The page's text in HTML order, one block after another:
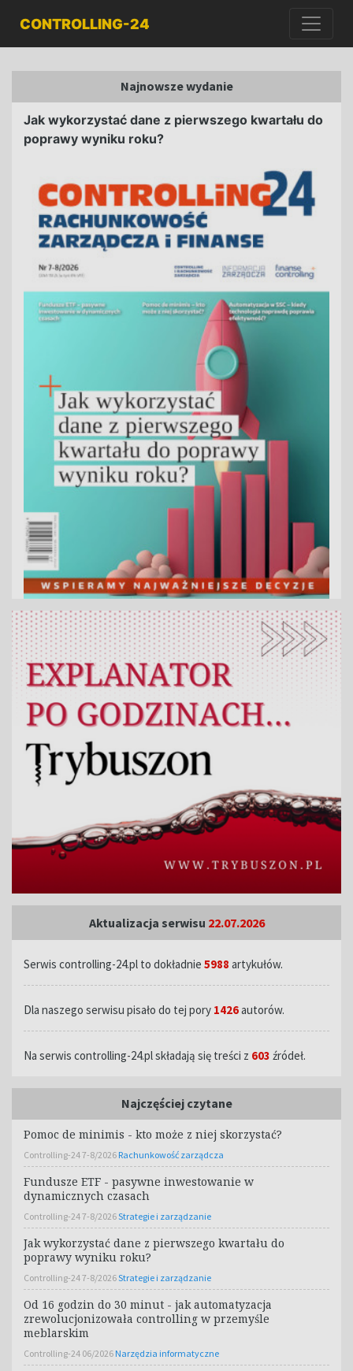
CONTROLLING-24
Najnowsze wydanie
Jak wykorzystać dane z pierwszego kwartału do
poprawy wyniku roku?
Aktualizacja serwisu 22.07.2026
Serwis controlling-24.pl to dokładnie 5988 artykułów.
Dla naszego serwisu pisało do tej pory 1426autorów.
Na serwis controlling-24.pl składają się treści z 603 źródeł.
Najczęściej czytane
Pomoc de minimis - kto może z niej skorzystać?
Controlling-24 7-8/2026 Rachunkowość zarządcza
Fundusze ETF - pasywne inwestowanie w
dynamicznych czasach
Controlling-24 7-8/2026Strategie i zarządzanie
Jak wykorzystać dane z pierwszego kwartału do
poprawy wyniku roku?
Controlling-24 7-8/2026Strategie i zarządzanie
Od 16 godzin do 30 minut - jak automatyzacja
zrewolucjonizowała controlling w przemyśle
meblarskim
Controlling-24 06/2026 Narzędzia informatyczne